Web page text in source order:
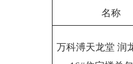
名称
万科溥天龙堂 润